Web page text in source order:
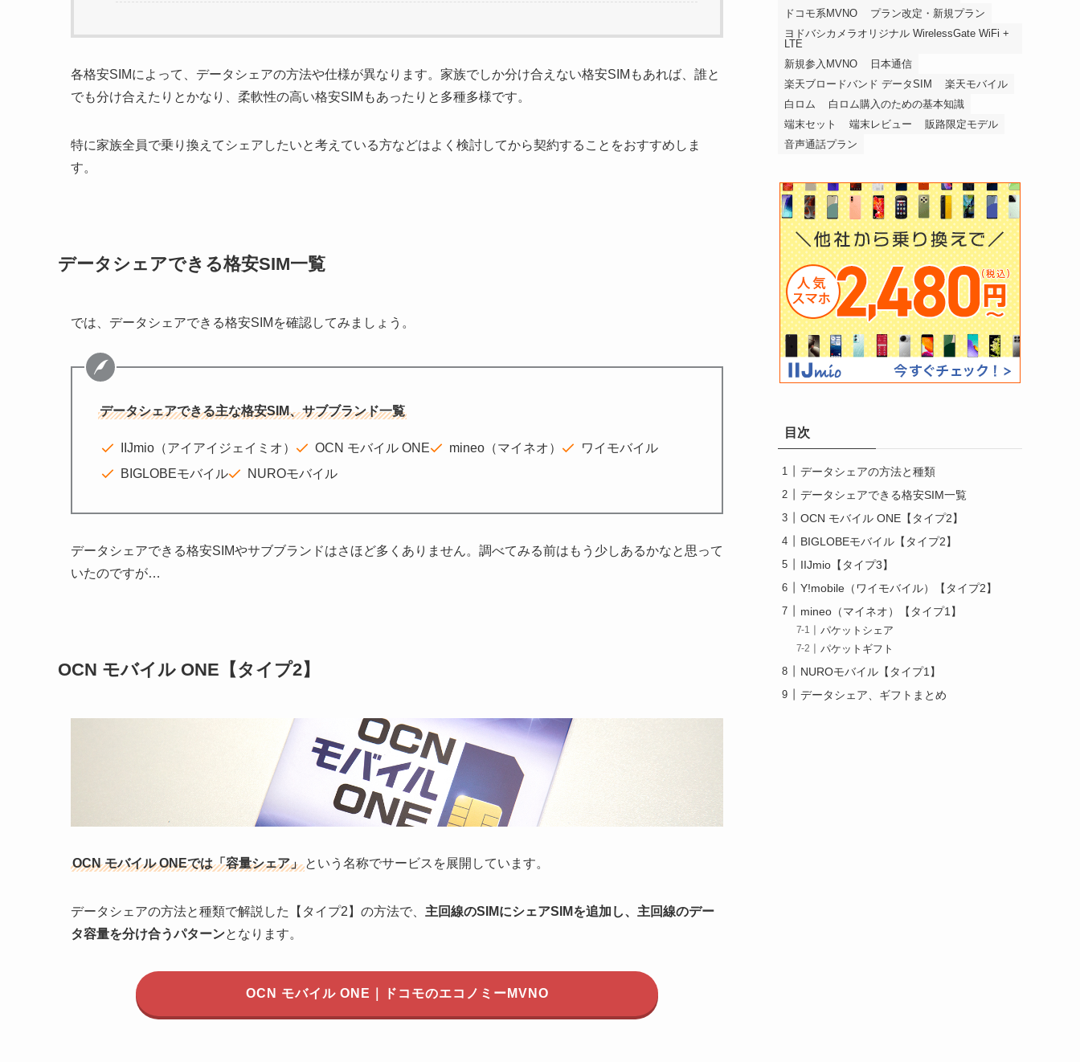
各格安SIMによって、データシェアの方法や仕様が異なります。家族でしか分け合えない格安SIMもあれば、誰と
でも分け合えたりとかなり、柔軟性の高い格安SIMもあったりと多種多様です。
特に家族全員で乗り換えてシェアしたいと考えている方などはよく検討してから契約することをおすすめしま
す。
データシェアできる格安SIM一覧
では、データシェアできる格安SIMを確認してみましょう。
データシェアできる主な格安SIM、サブブランド一覧
IIJmio（アイアイジェイミオ） OCN モバイル ONE mineo（マイネオ）
ワイモバイル
BIGLOBEモバイル
NUROモバイル
データシェアできる格安SIMやサブブランドはさほど多くありません。調べてみる前はもう少しあるかなと思って
いたのですが…
OCN モバイル ONE【タイプ2】
OCN モバイル ONEでは「容量シェア」 という名称でサービスを展開しています。
データシェアの方法と種類で解説した【タイプ2】の方法で、 主回線のSIMにシェアSIMを追加し、主回線のデー
タ容量を分け合うパターンとなります。
OCN モバイル ONE｜ドコモのエコノミーMVNO
ドコモ系MVNO
プラン改定・新規プラン
ヨドバシカメラオリジナル WirelessGate WiFi +
LTE
新規参入MVNO
日本通信
楽天ブロードバンド データSIM
楽天モバイル
白ロム
白ロム購入のための基本知識
端末セット
端末レビュー
販路限定モデル
音声通話プラン
目次
データシェアの方法と種類
データシェアできる格安SIM一覧
OCN モバイル ONE【タイプ2】
BIGLOBEモバイル【タイプ2】
IIJmio【タイプ3】
Y!mobile（ワイモバイル）【タイプ2】
mineo（マイネオ）【タイプ1】
パケットシェア
パケットギフト
NUROモバイル【タイプ1】
データシェア、ギフトまとめ